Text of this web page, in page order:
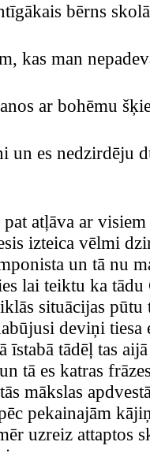
bērns
kas man
ar bohēmu
un es nedzirdēju
atļāva ar
izteica vēlmi
un tā nu
lai teiktu ka
situācijas
deviņi
īstabā tādēļ tas
tā es katras
mākslas
pekainajām
uzreiz attaptos